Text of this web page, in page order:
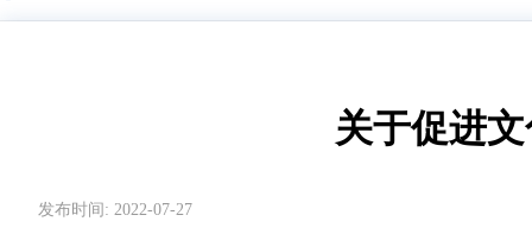
关于促进
发布时间: 2022-07-27